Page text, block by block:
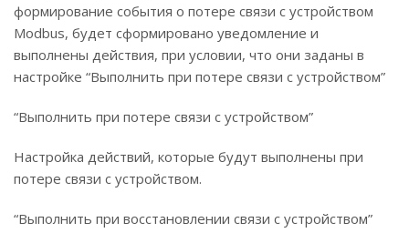
формирование события о потере связи с устройством
Modbus, будет сформировано уведомление и
выполнены действия, при условии, что они заданы в
настройке “Выполнить при потере связи с устройством”
“Выполнить при потере связи с устройством”
Настройка действий, которые будут выполнены при
потере связи с устройством.
“Выполнить при восстановлении связи с устройством”